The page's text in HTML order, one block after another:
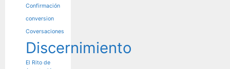
Confirmación
conversion
Coversaciones
Discernimiento
El Rito de